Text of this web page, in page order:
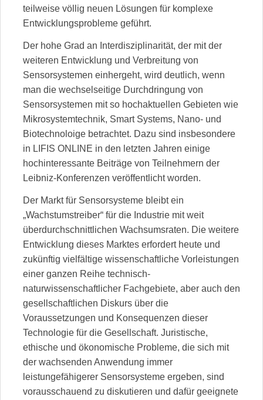
teilweise völlig neuen Lösungen für komplexe
Entwicklungsprobleme geführt.
Der hohe Grad an Interdisziplinarität, der mit der
weiteren Entwicklung und Verbreitung von
Sensorsystemen einhergeht, wird deutlich, wenn
man die wechselseitige Durchdringung von
Sensorsystemen mit so hochaktuellen Gebieten wie
Mikrosystemtechnik, Smart Systems, Nano- und
Biotechnoloige betrachtet. Dazu sind insbesondere
in LIFIS ONLINE in den letzten Jahren einige
hochinteressante Beiträge von Teilnehmern der
Leibniz-Konferenzen veröffentlicht worden.
Der Markt für Sensorsysteme bleibt ein
„Wachstumstreiber“ für die Industrie mit weit
überdurchschnittlichen Wachsumsraten. Die weitere
Entwicklung dieses Marktes erfordert heute und
zukünftig vielfältige wissenschaftliche Vorleistungen
einer ganzen Reihe technisch-
naturwissenschaftlicher Fachgebiete, aber auch den
gesellschaftlichen Diskurs über die
Voraussetzungen und Konsequenzen dieser
Technologie für die Gesellschaft. Juristische,
ethische und ökonomische Probleme, die sich mit
der wachsenden Anwendung immer
leistungefähigerer Sensorsysteme ergeben, sind
vorausschauend zu diskutieren und dafür geeignete